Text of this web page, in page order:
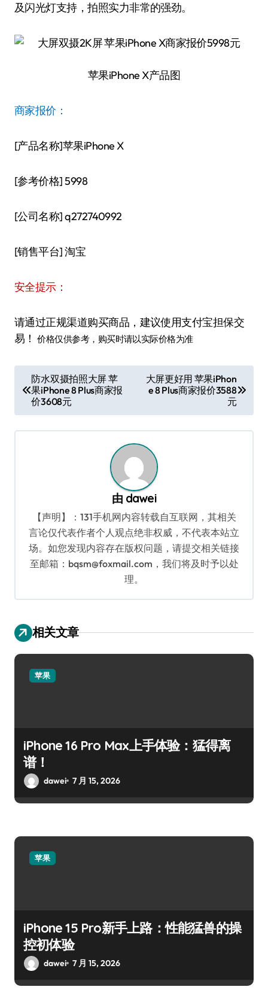
及闪光灯支持，拍照实力非常的强劲。
苹果iPhone X产品图
商家报价：
[产品名称]苹果iPhone X
[参考价格] 5998
[公司名称] q272740992
[销售平台] 淘宝
安全提示：
请通过正规渠道购买商品，建议使用支付宝担保交
易！价格仅供参考，购买时请以实际价格为准
章
导
航
防水双摄拍照大屏 苹
果iPhone 8 Plus商家报
价3608元
大屏更好用 苹果iPhon
e 8 Plus商家报价3588
元
由 dawei
【声明】：131手机网内容转载自互联网，其相关
言论仅代表作者个人观点绝非权威，不代表本站立
场。如您发现内容存在版权问题，请提交相关链接
至邮箱：bqsm@foxmail.com，我们将及时予以处
理。
相关文章
苹果
iPhone 16 Pro Max上手体验：猛得离
谱！
dawei 7 月 15, 2026
苹果
iPhone 15 Pro新手上路：性能猛兽的操
控初体验
dawei 7 月 15, 2026